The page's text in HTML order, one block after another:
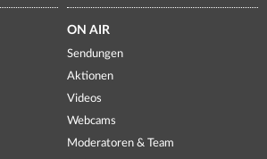
ON AIR
Sendungen
Aktionen
Videos
Webcams
Moderatoren & Team